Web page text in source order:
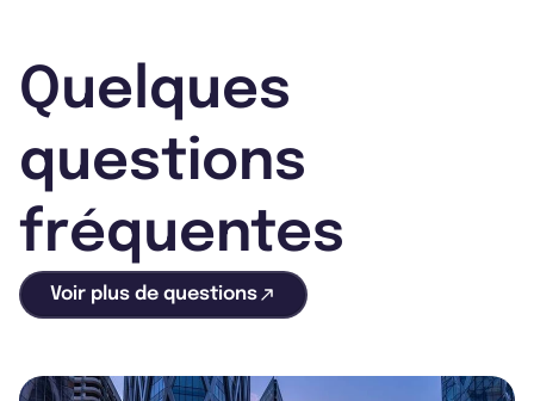
Quelques
questions
fréquentes
Voir plus de questions